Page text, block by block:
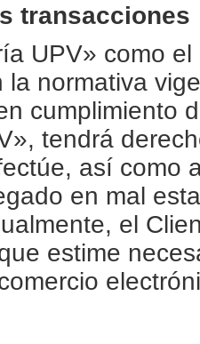
transacciones
UPV» como
la normativa
cumplimiento
tendrá
así como
en mal
el
estime